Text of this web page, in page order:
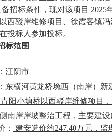
招标条件，现对该项目 2025
西驳岸维修项目、徐霞客镇冯
投标人参加投标。
标范围
江阴市
东横河黄龙桥堍西（南岸）新
青阳小塘桥以西驳岸维修项目
南岸岸坡整治工程，主要建
：
建安造价约247.40万元，监